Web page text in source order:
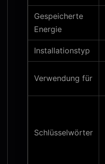
Gespeicherte
Energie
Installationstyp
Verwendung für
Schlüsselwörter